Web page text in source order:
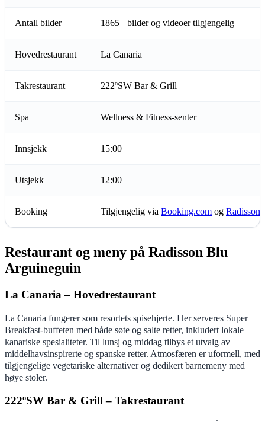
Antall bilder 1865+ bilder og videoer tilgjengelig
Hovedrestaurant La Canaria
Takrestaurant 222ºSW Bar & Grill
Spa Wellness & Fitness-senter
Innsjekk 15:00
Utsjekk 12:00
Booking Tilgjengelig via Booking.com og Radisson
Restaurant og meny på Radisson Blu
Arguineguin
La Canaria – Hovedrestaurant
La Canaria fungerer som resortets spisehjerte. Her serveres Super
Breakfast-buffeten med både søte og salte retter, inkludert lokale
kanariske spesialiteter. Til lunsj og middag tilbys et utvalg av
middelhavsinspirerte og spanske retter. Atmosfæren er uformell, med
tilgjengelige vegetariske alternativer og dedikert barnemeny med
høye stoler.
222ºSW Bar & Grill – Takrestaurant